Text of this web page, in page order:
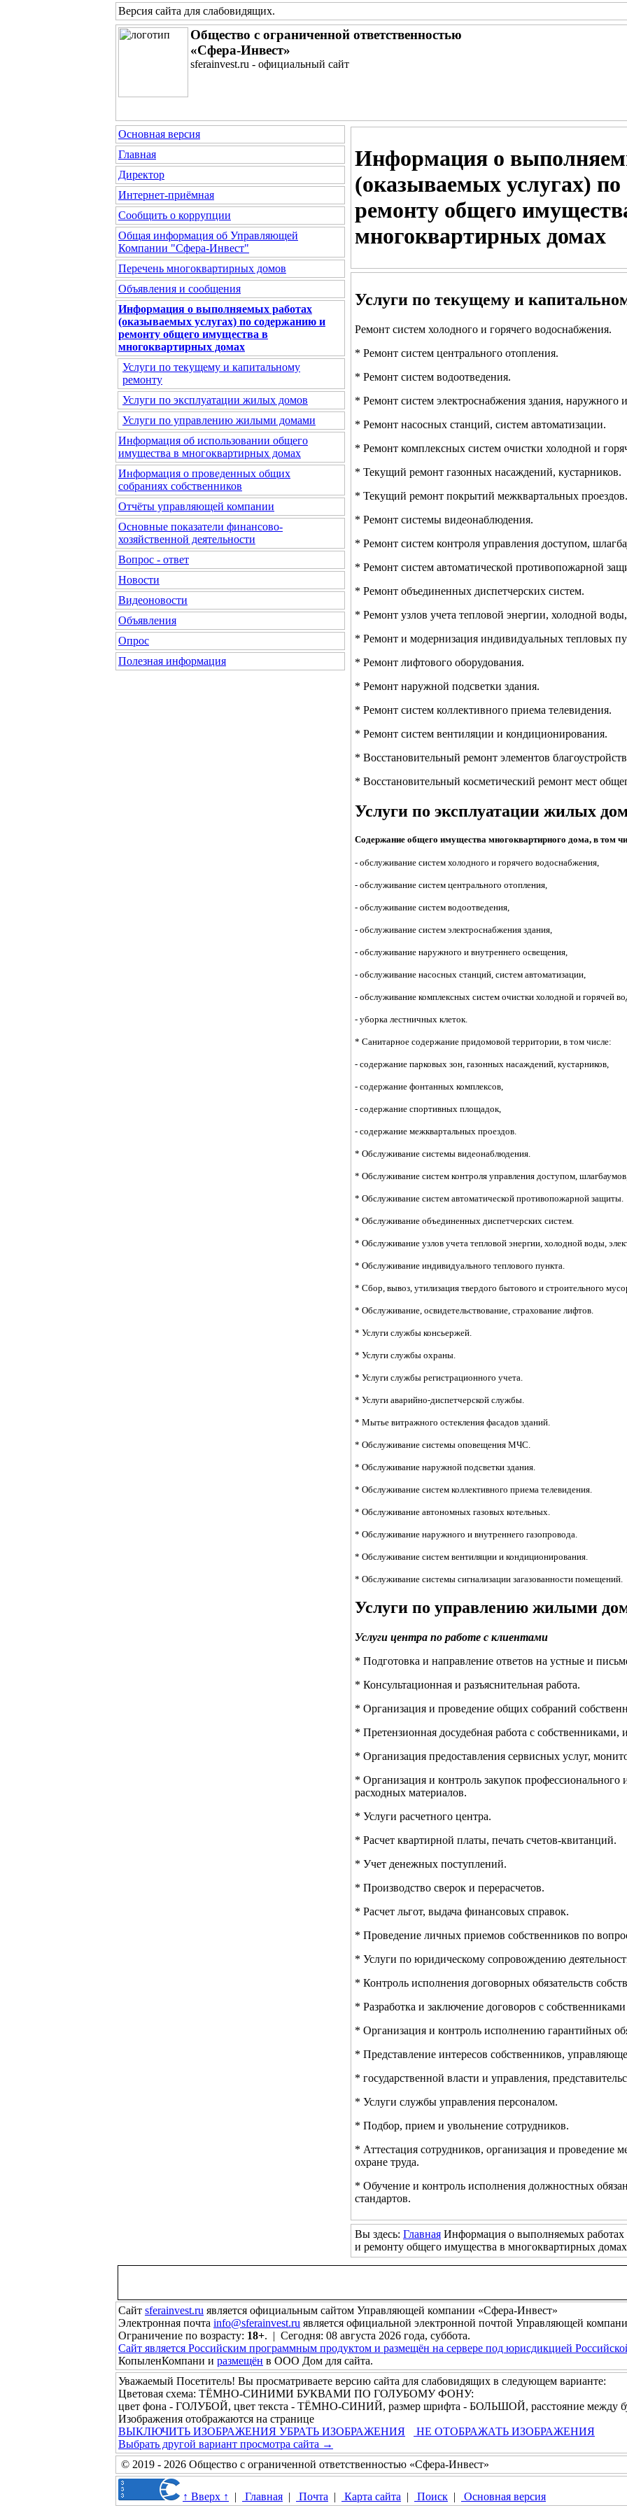
Версия сайта для слабовидящих.
Общество с ограниченной ответственностью
«Сфера-Инвест»
sferainvest.ru - официальный сайт
Основная версия
Главная
Директор
Интернет-приёмная
Сообщить о коррупции
Общая информация об Управляющей
Компании "Сфера-Инвест"
Перечень многоквартирных домов
Объявления и сообщения
Информация о выполняемых работах
(оказываемых услугах) по содержанию и
ремонту общего имущества в
многоквартирных домах
Услуги по текущему и капитальному
ремонту
Услуги по эксплуатации жилых домов
Услуги по управлению жилыми домами
Информация об использовании общего
имущества в многоквартирных домах
Информация о проведенных общих
собраниях собственников
Отчёты управляющей компании
Основные показатели финансово-
хозяйственной деятельности
Вопрос - ответ
Новости
Видеоновости
Объявления
Опрос
Полезная информация
Информация о
(оказываемых услугах)
ремонту общего
многоквартирных домах
Услуги по текущему и
Ремонт систем холодного и горячего водоснабжения.
* Ремонт систем центрального отопления.
* Ремонт систем водоотведения.
* Ремонт систем электроснабжения здания, наружного
* Ремонт насосных станций, систем автоматизации.
* Ремонт комплексных систем очистки холодной и
* Текущий ремонт газонных насаждений, кустарников.
* Текущий ремонт покрытий межквартальных проездов.
* Ремонт системы видеонаблюдения.
* Ремонт систем контроля управления доступом,
* Ремонт систем автоматической противопожарной
* Ремонт объединенных диспетчерских систем.
* Ремонт узлов учета тепловой энергии, холодной
* Ремонт и модернизация индивидуальных тепловых
* Ремонт лифтового оборудования.
* Ремонт наружной подсветки здания.
* Ремонт систем коллективного приема телевидения.
* Ремонт систем вентиляции и кондиционирования.
* Восстановительный ремонт элементов
* Восстановительный косметический ремонт мест
Услуги по эксплуатации жилых
Содержание общего имущества многоквартирного дома, в том
- обслуживание систем холодного и горячего водоснабжения,
- обслуживание систем центрального отопления,
- обслуживание систем водоотведения,
- обслуживание систем электроснабжения здания,
- обслуживание наружного и внутреннего освещения,
- обслуживание насосных станций, систем автоматизации,
- обслуживание комплексных систем очистки холодной и горячей
- уборка лестничных клеток.
* Санитарное содержание придомовой территории, в том числе:
- содержание парковых зон, газонных насаждений, кустарников,
- содержание фонтанных комплексов,
- содержание спортивных площадок,
- содержание межквартальных проездов.
* Обслуживание системы видеонаблюдения.
* Обслуживание систем контроля управления доступом,
* Обслуживание систем автоматической противопожарной защиты.
* Обслуживание объединенных диспетчерских систем.
* Обслуживание узлов учета тепловой энергии, холодной воды,
* Обслуживание индивидуального теплового пункта.
* Сбор, вывоз, утилизация твердого бытового и строительного
* Обслуживание, освидетельствование, страхование лифтов.
* Услуги службы консьержей.
* Услуги службы охраны.
* Услуги службы регистрационного учета.
* Услуги аварийно-диспетчерской службы.
* Мытье витражного остекления фасадов зданий.
* Обслуживание системы оповещения МЧС.
* Обслуживание наружной подсветки здания.
* Обслуживание систем коллективного приема телевидения.
* Обслуживание автономных газовых котельных.
* Обслуживание наружного и внутреннего газопровода.
* Обслуживание систем вентиляции и кондиционирования.
* Обслуживание системы сигнализации загазованности помещений.
Услуги по управлению жилыми
Услуги центра по работе с клиентами
* Подготовка и направление ответов на устные и
* Консультационная и разъяснительная работа.
* Организация и проведение общих собраний
* Претензионная досудебная работа с
* Организация предоставления сервисных услуг,
* Организация и контроль закупок профессионального
расходных материалов.
* Услуги расчетного центра.
* Расчет квартирной платы, печать счетов-квитанций.
* Учет денежных поступлений.
* Производство сверок и перерасчетов.
* Расчет льгот, выдача финансовых справок.
* Проведение личных приемов собственников по
* Услуги по юридическому сопровождению
* Контроль исполнения договорных обязательств
* Разработка и заключение договоров с
* Организация и контроль исполнению гарантийных
* Представление интересов собственников,
* государственной власти и управления,
* Услуги службы управления персоналом.
* Подбор, прием и увольнение сотрудников.
* Аттестация сотрудников, организация и проведение
охране труда.
* Обучение и контроль исполнения должностных
стандартов.
Вы здесь: Главная Информация о выполняемых
и ремонту общего имущества в многоквартирных домах
Сайт sferainvest.ru является официальным сайтом Управляющей компании «Сфера-Инвест»
Электронная почта info@sferainvest.ru является официальной электронной почтой Управляющей
Ограничение по возрасту: 18+. | Сегодня: 08 августа 2026 года, суббота.
Сайт является Российским программным продуктом и размещён на сервере под юрисдикцией
КопыленКомпани и размещён в ООО Дом для сайта.
Уважаемый Посетитель! Вы просматриваете версию сайта для слабовидящих в следующем варианте:
Цветовая схема: ТЁМНО-СИНИМИ БУКВАМИ ПО ГОЛУБОМУ ФОНУ:
цвет фона - ГОЛУБОЙ, цвет текста - ТЁМНО-СИНИЙ, размер шрифта - БОЛЬШОЙ, расстояние между
Изображения отображаются на странице
ВЫКЛЮЧИТЬ ИЗОБРАЖЕНИЯ УБРАТЬ ИЗОБРАЖЕНИЯ
НЕ ОТОБРАЖАТЬ ИЗОБРАЖЕНИЯ
Выбрать другой вариант просмотра сайта →
© 2019 - 2026 Общество с ограниченной ответственностью «Сфера-Инвест»
↑ Вверх ↑ | Главная | Почта | Карта сайта | Поиск | Основная версия